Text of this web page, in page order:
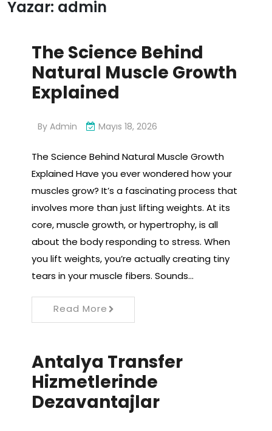
Yazar: admin
The Science Behind
Natural Muscle Growth
Explained
By Admin Mayıs 18, 2026
The Science Behind Natural Muscle Growth
Explained Have you ever wondered how your
muscles grow? It’s a fascinating process that
involves more than just lifting weights. At its
core, muscle growth, or hypertrophy, is all
about the body responding to stress. When
you lift weights, you’re actually creating tiny
tears in your muscle fibers. Sounds…
Read More
Antalya Transfer
Hizmetlerinde
Dezavantajlar